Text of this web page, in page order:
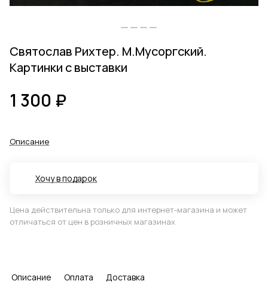
Святослав Рихтер. М.Мусоргский.
Картинки с выставки
1 300 ₽
Описание
Хочу в подарок
Цена действительна только для интернет-магазина и может
отличаться от цен в розничных магазинах
Описание Оплата Доставка